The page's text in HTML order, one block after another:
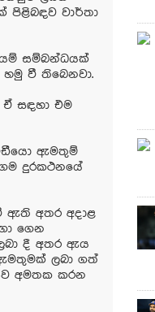
වාර්තා
සම්බන්ධයක්
වී තිබෙනවා.
සඳහා එම
ඇමතුම්
දුරකථනයේ
ඇති අතර අදාළ
ගෙන
දී අතර ඇය
ලබා ගත්
අමතක කරන